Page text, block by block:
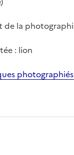
la
: lion
photographiés